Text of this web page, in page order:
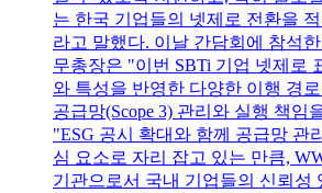
는 한국 기업들의 넷제로 전환을
라고 말했다. 이날 간담회에 참석
무총장은 "이번 SBTi 기업 넷제로
와 특성을 반영한 다양한 이행 경
공급망(Scope 3) 관리와 실행 책임
"ESG 공시 확대와 함께 공급망 관
심 요소로 자리 잡고 있는 만큼,
기관으로서 국내 기업들의 신뢰성